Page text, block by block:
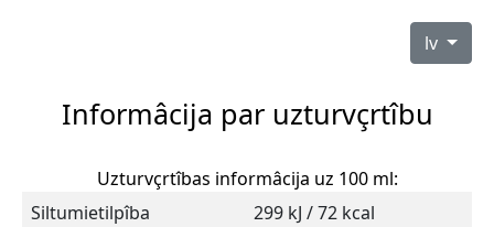
lv
Informâcija par uzturvçrtîbu
Uzturvçrtîbas informâcija uz 100 ml:
Siltumietilpîba
299 kJ / 72 kcal